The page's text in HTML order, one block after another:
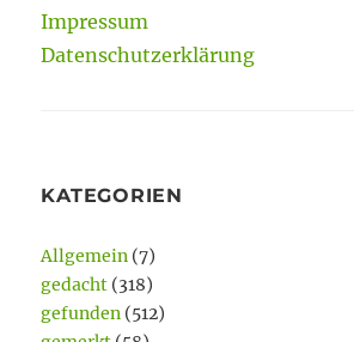
Impressum
Datenschutzerklärung
KATEGORIEN
Allgemein (7)
gedacht (318)
gefunden (512)